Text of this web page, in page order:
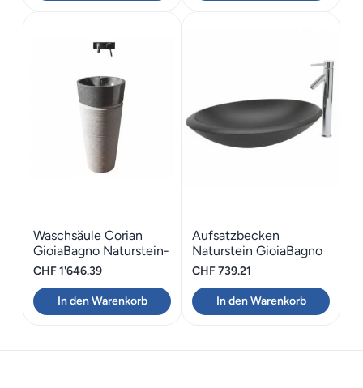
Waschsäule Corian
GioiaBagno Naturstein-
Waschsäule
CHF1'646.39
In den Warenkorb
Aufsatzbecken
Naturstein GioiaBagno
Nero Assoluto 55
CHF739.21
In den Warenkorb